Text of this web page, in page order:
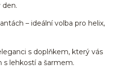
den.
– ideální volba pro helix,
s doplňkem, který vás
s lehkostí a šarmem.